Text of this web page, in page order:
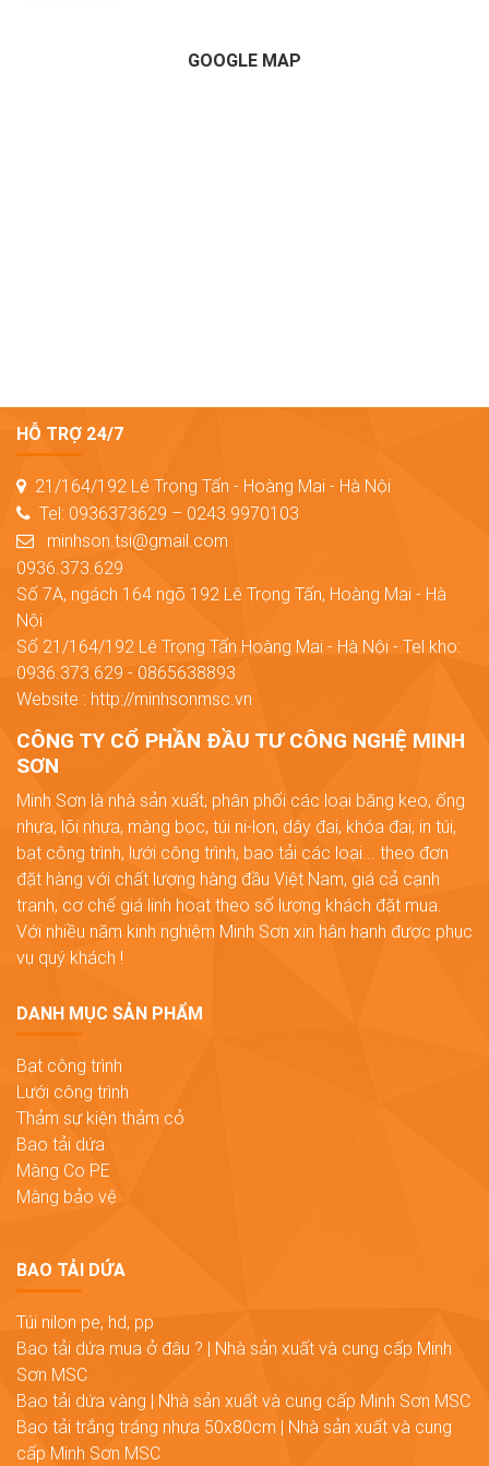
GOOGLE MAP
HỖ TRỢ 24/7
21/164/192 Lê Trọng Tấn - Hoàng Mai - Hà Nội
Tel: 0936373629 – 0243.9970103
minhson.tsi@gmail.com
0936.373.629
Số 7A, ngách 164 ngõ 192 Lê Trọng Tấn, Hoàng Mai - Hà
Nội
Số 21/164/192 Lê Trọng Tấn Hoàng Mai - Hà Nội - Tel kho:
0936.373.629 - 0865638893
Website : http://minhsonmsc.vn
CÔNG TY CỔ PHẦN ĐẦU TƯ CÔNG NGHỆ MINH
SƠN
Minh Sơn là nhà sản xuất, phân phối các loại băng keo, ống
nhựa, lõi nhựa, màng bọc, túi ni-lon, dây đai, khóa đai, in túi,
bạt công trình, lưới công trình, bao tải các loại... theo đơn
đặt hàng với chất lượng hàng đầu Việt Nam, giá cả cạnh
tranh, cơ chế giá linh hoạt theo số lượng khách đặt mua.
Với nhiều năm kinh nghiệm Minh Sơn xin hân hạnh được phục
vụ quý khách !
DANH MỤC SẢN PHẨM
Bạt công trình
Lưới công trình
Thảm sự kiện thảm cỏ
Bao tải dứa
Màng Co PE
Màng bảo vệ
BAO TẢI DỨA
Túi nilon pe, hd, pp
Bao tải dứa mua ở đâu ? | Nhà sản xuất và cung cấp Minh
Sơn MSC
Bao tải dứa vàng | Nhà sản xuất và cung cấp Minh Sơn MSC
Bao tải trắng tráng nhựa 50x80cm | Nhà sản xuất và cung
cấp Minh Sơn MSC